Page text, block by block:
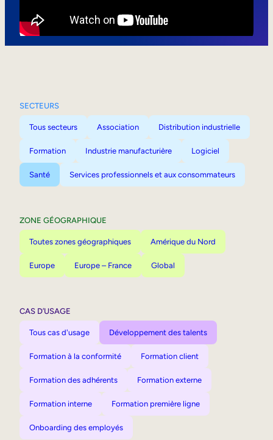
SECTEURS
Tous secteurs Association Distribution industrielle
Formation Industrie manufacturière Logiciel
Santé Services professionnels et aux consommateurs
ZONE GÉOGRAPHIQUE
Toutes zones géographiques Amérique du Nord
Europe Europe – France Global
CAS D’USAGE
Tous cas d'usage Développement des talents
Formation à la conformité Formation client
Formation des adhérents Formation externe
Formation interne Formation première ligne
Onboarding des employés